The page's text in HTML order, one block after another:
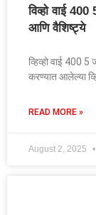
विव्हो वाई
आणि वैशिष्ट्ये
व्हिव्हो वाई 400
करण्यात आलेल्या
READ MORE »
August 2, 2025